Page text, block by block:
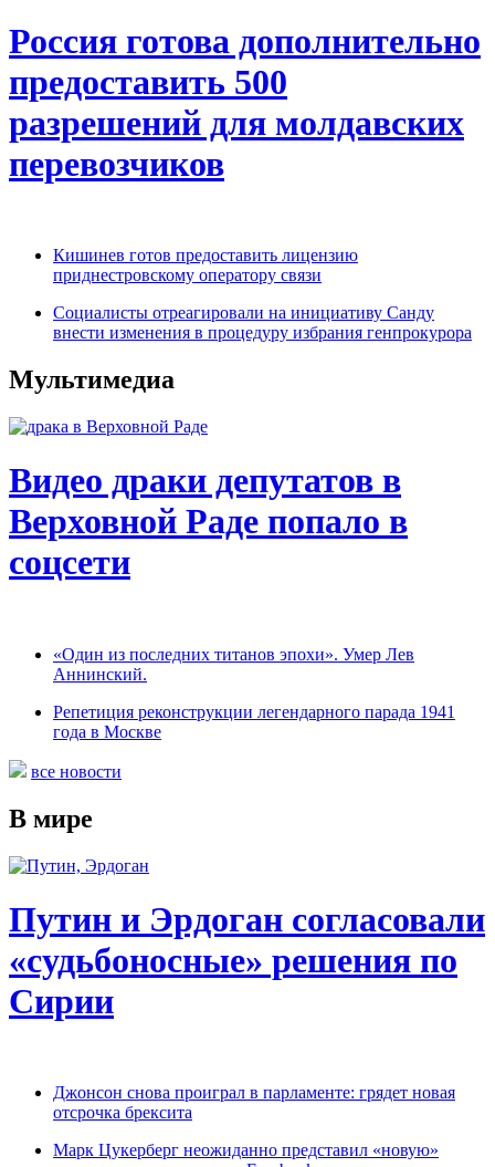
Россия готова дополнительно
предоставить 500
разрешений для молдавских
перевозчиков
Кишинев готов предоставить лицензию
приднестровскому оператору связи
Социалисты отреагировали на инициативу Санду
внести изменения в процедуру избрания генпрокурора
Мультимедиа
Видео драки депутатов в
Верховной Раде попало в
соцсети
«Один из последних титанов эпохи». Умер Лев
Аннинский.
Репетиция реконструкции легендарного парада 1941
года в Москве
все новости
В мире
Путин и Эрдоган согласовали
«судьбоносные» решения по
Сирии
Джонсон снова проиграл в парламенте: грядет новая
отсрочка брексита
Марк Цукерберг неожиданно представил «новую»